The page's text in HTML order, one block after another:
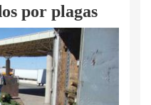
por plagas